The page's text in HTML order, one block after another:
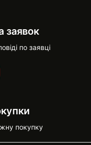
заявок
по заявці
покупку